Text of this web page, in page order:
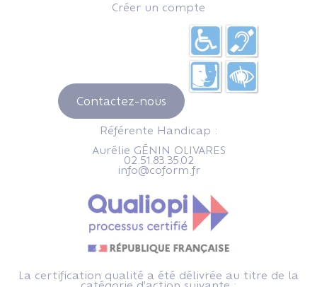
Créer un compte
Contactez-nous
Référente Handicap :
Aurélie GÉNIN OLIVARES
02.51.83.35.02
info@coform.fr
La certification qualité a été délivrée au titre de la